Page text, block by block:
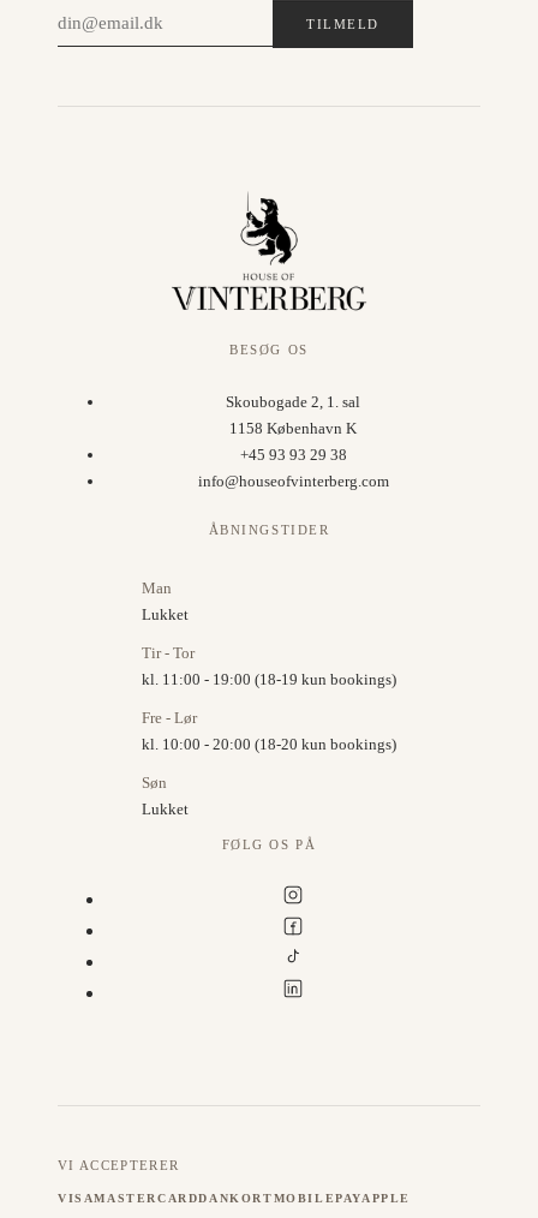
TILMELD
BESØG OS
Skoubogade 2, 1. sal
1158 København K
+45 93 93 29 38
info@houseofvinterberg.com
ÅBNINGSTIDER
Man
Lukket
Tir - Tor
kl. 11:00 - 19:00 (18-19 kun bookings)
Fre - Lør
kl. 10:00 - 20:00 (18-20 kun bookings)
Søn
Lukket
FØLG OS PÅ
VI ACCEPTERER
VISAMASTERCARDDANKORTMOBILEPAYAPPLE